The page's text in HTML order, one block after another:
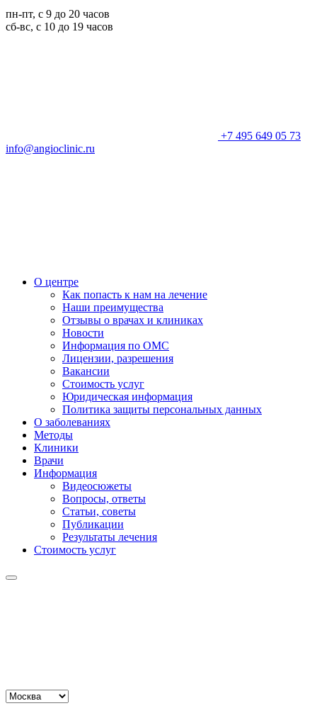
пн-пт, с 9 до 20 часов
сб-вс, с 10 до 19 часов
+7 495 649 05 73
info@angioclinic.ru
О центре
Как попасть к нам на лечение
Наши преимущества
Отзывы о врачах и клиниках
Новости
Информация по ОМС
Лицензии, разрешения
Вакансии
Стоимость услуг
Юридическая информация
Политика защиты персональных данных
О заболеваниях
Методы
Клиники
Врачи
Информация
Видеосюжеты
Вопросы, ответы
Статьи, советы
Публикации
Результаты лечения
Стоимость услуг